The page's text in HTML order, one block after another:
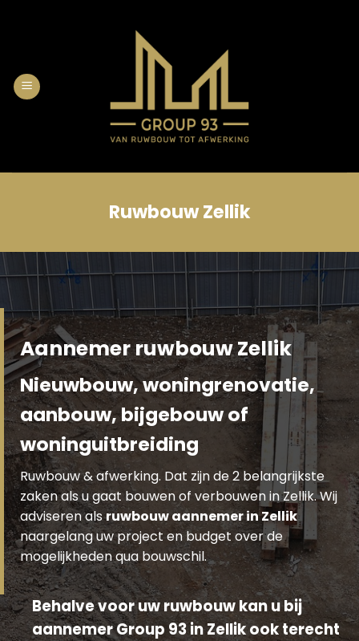
Ruwbouw Zellik
Aannemer ruwbouw Zellik
Nieuwbouw, woningrenovatie,
aanbouw, bijgebouw of
woninguitbreiding
Ruwbouw & afwerking. Dat zijn de 2 belangrijkste
zaken als u gaat bouwen of verbouwen in Zellik. Wij
adviseren alsruwbouw aannemer in Zellik
naargelang uw project en budget over de
mogelijkheden qua bouwschil.
Behalve voor uw ruwbouw kan u bij
aannemer Group 93 in Zellik ook terecht